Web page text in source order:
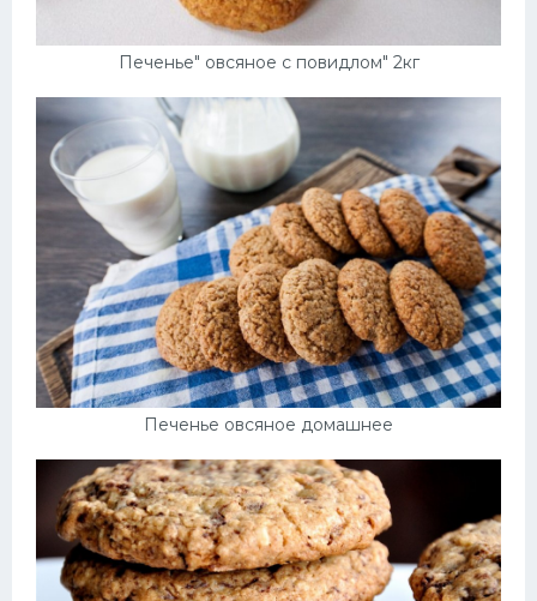
Печенье" овсяное с повидлом" 2кг
Печенье овсяное домашнее